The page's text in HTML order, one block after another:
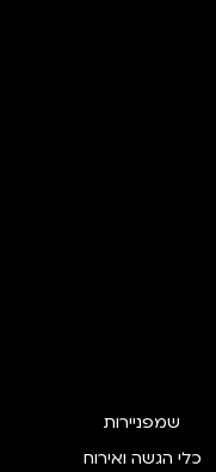
שמפניירות
כלי הגשה ואירוח